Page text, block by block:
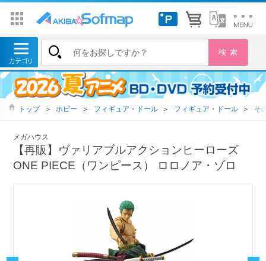
トップ ＞ ホビー ＞ フィギュア・ドール ＞ フィギュア・ドール ＞ そ
メガハウス
【再販】ヴァリアブルアクションヒーローズ
ONE PIECE（ワンピース） ロロノア・ゾロ